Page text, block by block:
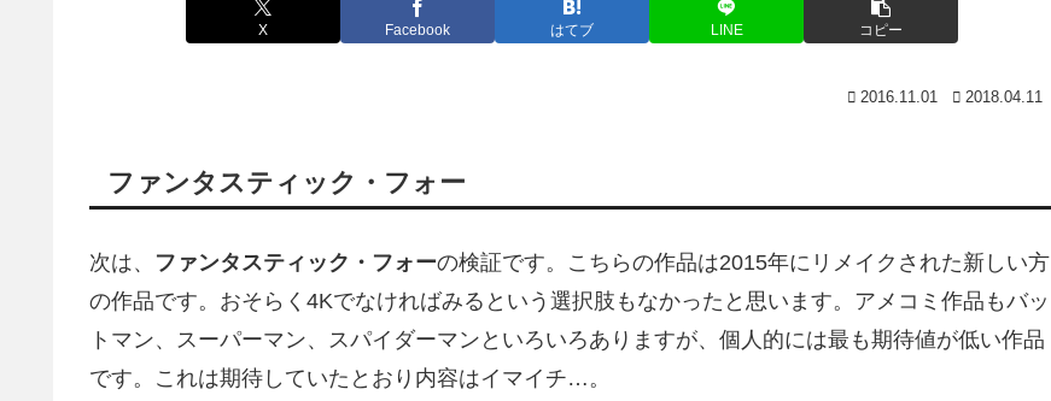
X Facebook はてブ LINE コピー
2016.11.01 2018.04.11
ファンタスティック・フォー
次は、 ファンタスティック・フォーの検証です。こちらの作品は2015年にリメイクされた新しい方
の作品です。おそらく4Kでなければみるという選択肢もなかったと思います。アメコミ作品もバッ
トマン、スーパーマン、スパイダーマンといろいろありますが、個人的には最も期待値が低い作品
です。これは期待していたとおり内容はイマイチ…。